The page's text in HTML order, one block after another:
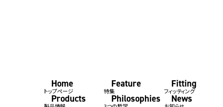
Home
トップページ
Products
Feature
特集
Philosophies
Fitting
フィッティング
News